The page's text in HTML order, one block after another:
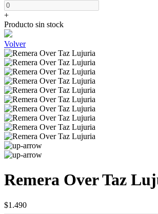
+
Producto sin stock
Volver
Remera Over Taz
$1.490